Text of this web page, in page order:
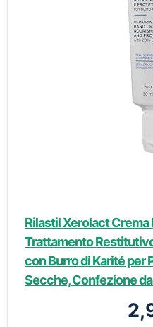
Rilastil Xerolact Crema
Trattamento
con Burro di Karité per
Secche, Confezione